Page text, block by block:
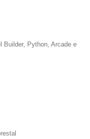
Builder, Python, Arcade e